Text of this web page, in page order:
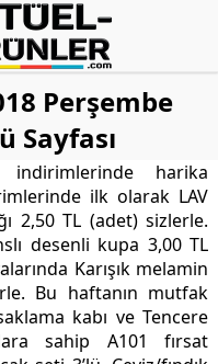
Perşembe
Sayfası
harika
ilk olarak LAV
2,50 TL (adet) sizlerle.
desenli kupa 3,00 TL
Karışık melamin
Bu haftanın mutfak
kabı ve Tencere
sahip A101 fırsat